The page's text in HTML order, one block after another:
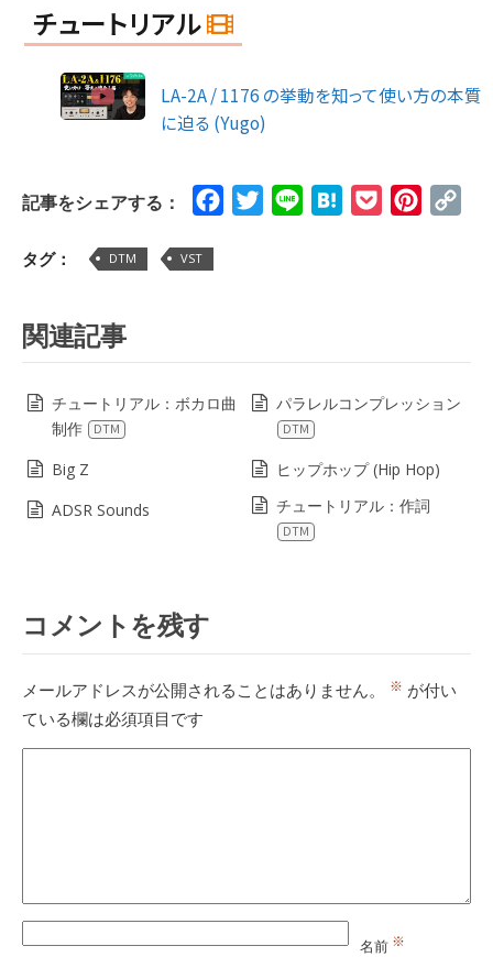
チュートリアル
LA-2A / 1176 の挙動を知って使い方の本質
に迫る (Yugo)
記事をシェアする： FacebookTwitterLine HatenaPocket
タグ： DTM VST
関連記事
チュートリアル：ボカロ曲
制作
DTM
パラレルコンプレッション
DTM
Big Z
ヒップホップ (Hip Hop)
ADSR Sounds
チュートリアル：作詞
DTM
コメントを残す
メールアドレスが公開されることはありません。 ※ が付い
ている欄は必須項目です
名前 ※